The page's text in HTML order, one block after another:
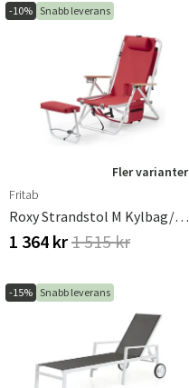
-10% Snabb leverans
Fler varianter
Fritab
Roxy Strandstol M Kylbag/Mobilficka Röd
1 364 kr1 515 kr
-15% Snabb leverans